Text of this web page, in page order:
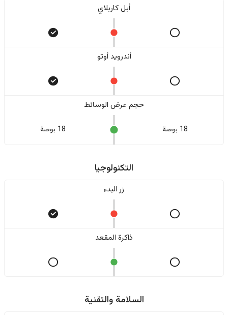
أبل كاربلاي
أندرويد أوتو
حجم عرض الوسائط
18 بوصة 18 بوصة
التكنولوجيا
زر البدء
ذاكرة المقعد
السلامة والتقنية